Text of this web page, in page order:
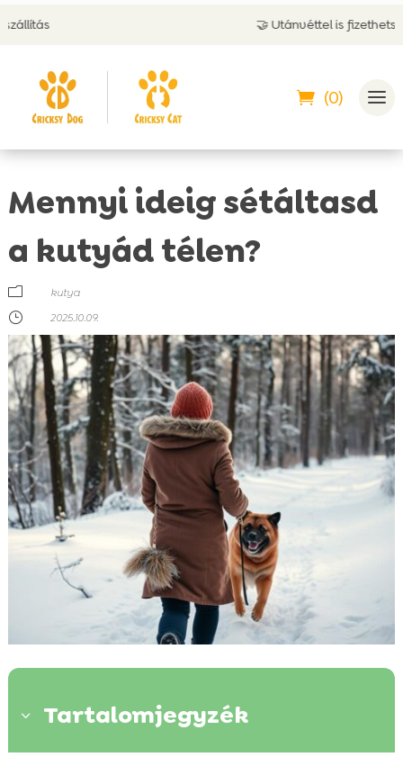
🤝 Utánvéttel is fizethetsz
(0)
Mennyi ideig sétáltasd
a kutyád télen?
m
kutya
}
2025.10.09.
3 Tartalomjegyzék